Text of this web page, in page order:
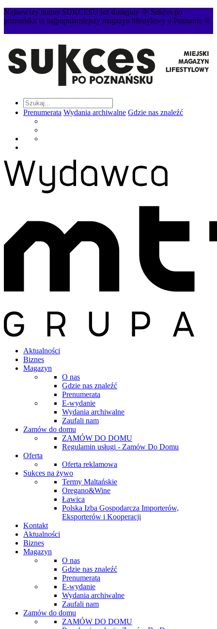
Najnowszy numer SUKCESU już dostępny 🌞 Sukces po
poznańsku to najpopularniejszy magazyn lifestylowy o Poznaniu 🌞
Prenumerata Wydania archiwalne Gdzie nas znaleźć
Aktualności
Biznes
Magazyn
O nas
Gdzie nas znaleźć
Prenumerata
E-wydanie
Wydania archiwalne
Zaufali nam
Zamów do domu
ZAMÓW DO DOMU
Regulamin usługi - Zamów Do Domu
Oferta
Oferta reklamowa
Sukces na żywo
Termy Maltańskie
Oregano&Wine
Ławica
Polska Izba Gospodarcza Importerów,
Eksporterów i Kooperacji
Kontakt
Aktualności
Biznes
Magazyn
O nas
Gdzie nas znaleźć
Prenumerata
E-wydanie
Wydania archiwalne
Zaufali nam
Zamów do domu
ZAMÓW DO DOMU